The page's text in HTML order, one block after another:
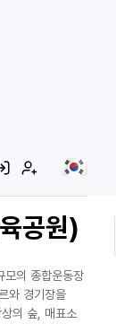
공원)
모의 종합운동장
와 경기장을
의 숲, 매표소